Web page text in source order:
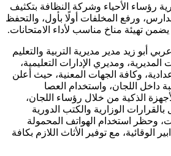
رؤساء الأحياء وشركة النظافة بتكثيف
ورفع المخلفات أولًا بأول، والتحفظ
تهيئة مناخ مناسب لأداء الامتحانات.
أبو زيد مدير مديرية التربية والتعليم
ومديري الإدارات التعليمية،
وكافة الجهات المعنية، حيث أعلن
داخل اللجان، واستخدام العصا
الذكية من خلال رؤساء اللجان،
بالقرارات الوزارية والكتب الدورية
وحظر استخدام الهواتف المحمولة
الوقائية، مع توفير الأثاث اللازم بكافة